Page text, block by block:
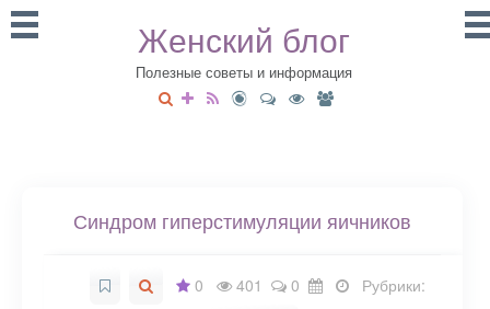
Женский блог
Полезные советы и информация
Синдром гиперстимуляции яичников
0 401 0
Рубрики: